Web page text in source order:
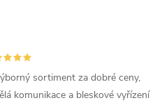
sortiment za dobré ceny,
komunikace a bleskové vyřízení